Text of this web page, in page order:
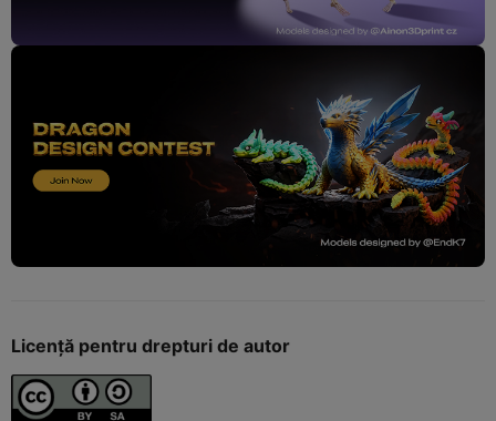
Licență pentru drepturi de autor